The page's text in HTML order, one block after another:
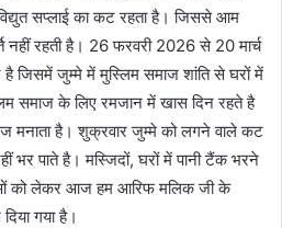
सप्लाई का कट रहता है। जिससे आम
नहीं रहती है। 26 फरवरी 2026 से 20 मार्च
जिसमें जुम्मे में मुस्लिम समाज शांति से घरों में
समाज के लिए रमजान में खास दिन रहते है
मनाता है। शुक्रवार जुम्मे को लगने वाले कट
भर पाते है। मस्जिदों, घरों में पानी टैंक भरने
को लेकर आज हम आरिफ मलिक जी के
गया है।